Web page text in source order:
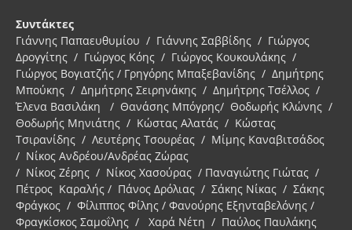
Συντάκτες
Γιάννης Παπαευθυμίου / Γιάννης Σαββίδης / Γιώργος
Δρογγίτης / Γιώργος Κόης / Γιώργος Κουκουλάκης /
Γιώργος Βογιατζής / Γρηγόρης Μπαξεβανίδης / Δημήτρης
Μπούκης / Δημήτρης Σειρηνάκης / Δημήτρης Τσέλλος /
Έλενα Βασιλάκη / Θανάσης Μπόγρης/ Θοδωρής Κλώνης /
Θοδωρής Μηνιάτης / Κώστας Αλατάς / Κώστας
Τσιρανίδης / Λευτέρης Τσουρέας / Μίμης Καναβιτσάδος
/ Νίκος Ανδρέου/Ανδρέας Ζώρας
/ Νίκος Ζέρης / Νίκος Χασούρας / Παναγιώτης Γιώτας /
Πέτρος Καραλής / Πάνος Δρόλιας / Σάκης Νίκας / Σάκης
Φράγκος / Φίλιππος Φίλης / Φανούρης Εξηνταβελόνης /
Φραγκίσκος Σαμοΐλης / Χαρά Νέτη / Παύλος Παυλάκης